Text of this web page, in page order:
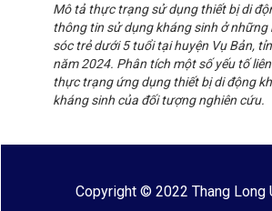
Mô tả thực trạng sử dụng thiết bị di
thông tin sử dụng kháng sinh ở những
sóc trẻ dưới 5 tuổi tại huyện Vụ Bản,
năm 2024. Phân tích một số yếu tố
thực trạng ứng dụng thiết bị di động
kháng sinh của đối tượng nghiên cứu.
Copyright © 2022 Thang Long